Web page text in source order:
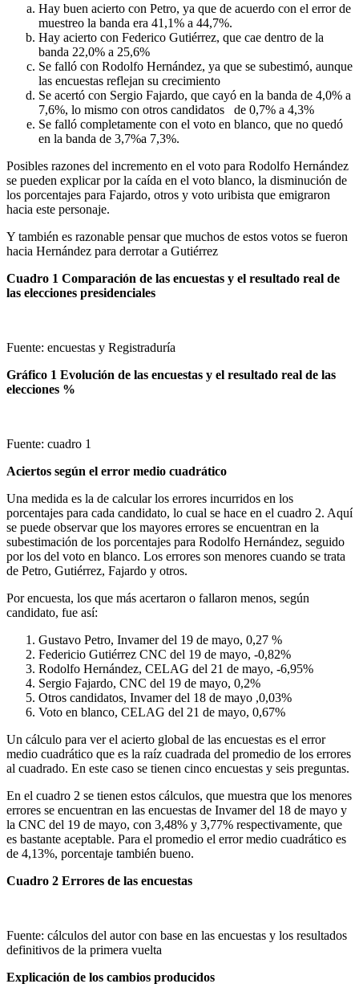
Hay buen acierto con Petro, ya que de acuerdo con el error de
muestreo la banda era 41,1% a 44,7%.
Hay acierto con Federico Gutiérrez, que cae dentro de la
banda 22,0% a 25,6%
Se falló con Rodolfo Hernández, ya que se subestimó, aunque
las encuestas reflejan su crecimiento
Se acertó con Sergio Fajardo, que cayó en la banda de 4,0% a
7,6%, lo mismo con otros candidatos de 0,7% a 4,3%
Se falló completamente con el voto en blanco, que no quedó
en la banda de 3,7%a 7,3%.
Posibles razones del incremento en el voto para Rodolfo Hernández
se pueden explicar por la caída en el voto blanco, la disminución de
los porcentajes para Fajardo, otros y voto uribista que emigraron
hacia este personaje.
Y también es razonable pensar que muchos de estos votos se fueron
hacia Hernández para derrotar a Gutiérrez
Cuadro 1 Comparación de las encuestas y el resultado real de
las elecciones presidenciales
Fuente: encuestas y Registraduría
Gráfico 1 Evolución de las encuestas y el resultado real de las
elecciones %
Fuente: cuadro 1
Aciertos según el error medio cuadrático
Una medida es la de calcular los errores incurridos en los
porcentajes para cada candidato, lo cual se hace en el cuadro 2. Aquí
se puede observar que los mayores errores se encuentran en la
subestimación de los porcentajes para Rodolfo Hernández, seguido
por los del voto en blanco. Los errores son menores cuando se trata
de Petro, Gutiérrez, Fajardo y otros.
Por encuesta, los que más acertaron o fallaron menos, según
candidato, fue así:
Gustavo Petro, Invamer del 19 de mayo, 0,27 %
Federicio Gutiérrez CNC del 19 de mayo, -0,82%
Rodolfo Hernández, CELAG del 21 de mayo, -6,95%
Sergio Fajardo, CNC del 19 de mayo, 0,2%
Otros candidatos, Invamer del 18 de mayo ,0,03%
Voto en blanco, CELAG del 21 de mayo, 0,67%
Un cálculo para ver el acierto global de las encuestas es el error
medio cuadrático que es la raíz cuadrada del promedio de los errores
al cuadrado. En este caso se tienen cinco encuestas y seis preguntas.
En el cuadro 2 se tienen estos cálculos, que muestra que los menores
errores se encuentran en las encuestas de Invamer del 18 de mayo y
la CNC del 19 de mayo, con 3,48% y 3,77% respectivamente, que
es bastante aceptable. Para el promedio el error medio cuadrático es
de 4,13%, porcentaje también bueno.
Cuadro 2 Errores de las encuestas
Fuente: cálculos del autor con base en las encuestas y los resultados
definitivos de la primera vuelta
Explicación de los cambios producidos